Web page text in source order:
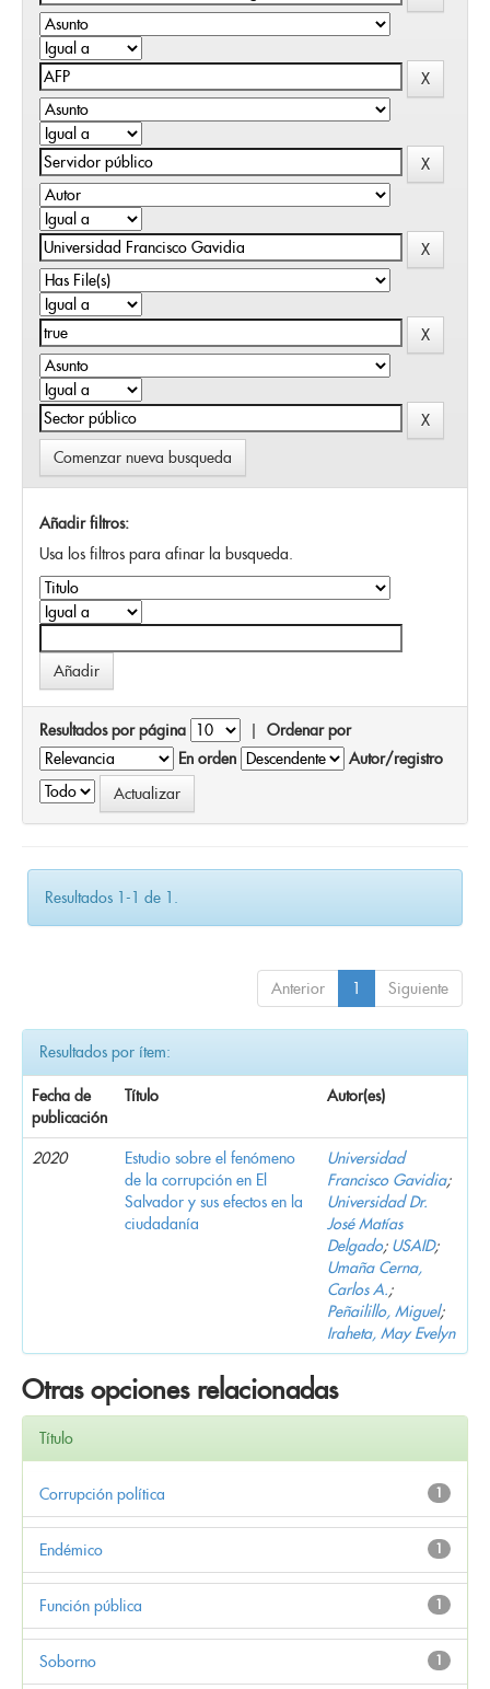
Comenzar nueva busqueda
Añadir filtros:
Usa los filtros para afinar la busqueda.
Resultados por página | Ordenar por
En orden
Autor/registro
Resultados 1-1 de 1.
Anterior 1 Siguiente
Resultados por ítem:
Fecha de
publicación
Título Autor(es)
2020
Estudio sobre el fenómeno
de la corrupción en El
Salvador y sus efectos en la
ciudadanía
Universidad
Francisco Gavidia;
Universidad Dr.
José Matías
Delgado; USAID;
Umaña Cerna,
Carlos A.;
Peñailillo, Miguel;
Iraheta, May Evelyn
Otras opciones relacionadas
Título
1
Corrupción política
1
Endémico
1
Función pública
1
Soborno